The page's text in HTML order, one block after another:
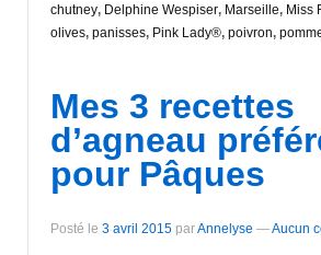
chutney, Delphine Wespiser, Marseille, Miss
olives, panisses, Pink Lady®, poivron,
Mes 3 recettes
d’agneau
pour Pâques
Posté le 3 avril 2015 parAnnelyse —Aucun